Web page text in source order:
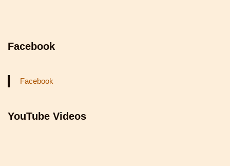
Facebook
Facebook
YouTube Videos